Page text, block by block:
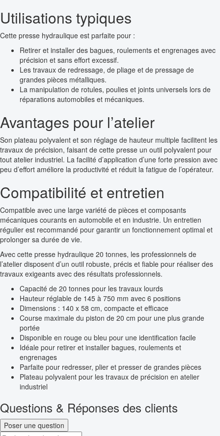
Utilisations typiques
Cette presse hydraulique est parfaite pour :
Retirer et installer des bagues, roulements et engrenages avec
précision et sans effort excessif.
Les travaux de redressage, de pliage et de pressage de
grandes pièces métalliques.
La manipulation de rotules, poulies et joints universels lors de
réparations automobiles et mécaniques.
Avantages pour l’atelier
Son plateau polyvalent et son réglage de hauteur multiple facilitent les
travaux de précision, faisant de cette presse un outil polyvalent pour
tout atelier industriel. La facilité d’application d’une forte pression avec
peu d’effort améliore la productivité et réduit la fatigue de l’opérateur.
Compatibilité et entretien
Compatible avec une large variété de pièces et composants
mécaniques courants en automobile et en industrie. Un entretien
régulier est recommandé pour garantir un fonctionnement optimal et
prolonger sa durée de vie.
Avec cette presse hydraulique 20 tonnes, les professionnels de
l’atelier disposent d’un outil robuste, précis et fiable pour réaliser des
travaux exigeants avec des résultats professionnels.
Capacité de 20 tonnes pour les travaux lourds
Hauteur réglable de 145 à 750 mm avec 6 positions
Dimensions : 140 x 58 cm, compacte et efficace
Course maximale du piston de 20 cm pour une plus grande
portée
Disponible en rouge ou bleu pour une identification facile
Idéale pour retirer et installer bagues, roulements et
engrenages
Parfaite pour redresser, plier et presser de grandes pièces
Plateau polyvalent pour les travaux de précision en atelier
industriel
Questions & Réponses des clients
Poser une question